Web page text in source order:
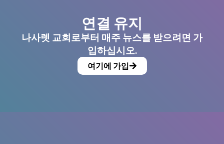
연결 유지
나사렛 교회로부터 매주 뉴스를 받으려면 가
입하십시오.
여기에 가입